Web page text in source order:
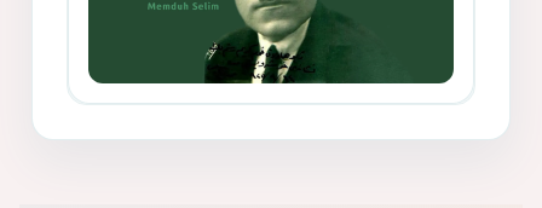
(Hoybun)’un Kuruluş Çalışmaları- 8